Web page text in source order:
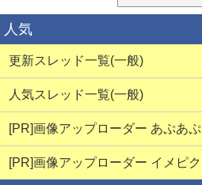
人気
更新スレッド一覧(一般)
人気スレッド一覧(一般)
[PR]画像アップローダー あぷあぷ
[PR]画像アップローダー イメピク